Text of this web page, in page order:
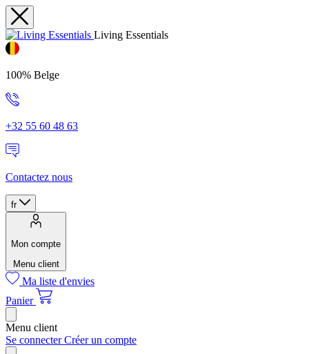
Living Essentials
100% Belge
+32 55 60 48 63
Contactez nous
fr
Mon compte
Menu client
Ma liste d'envies
Panier
Menu client
Se connecterCréer un compte